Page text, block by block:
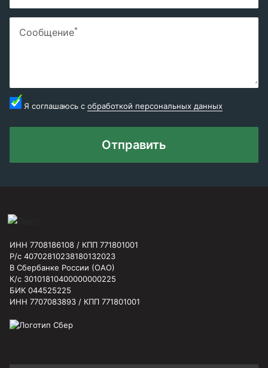
Сообщение*
Я соглашаюсь с обработкой персональных данных
Отправить
ИНН 7708186108 / КПП 771801001
Р/с 40702810238180132023
В Сбербанке России (ОАО)
К/с 30101810400000000225
БИК 044525225
ИНН 7707083893 / КПП 771801001